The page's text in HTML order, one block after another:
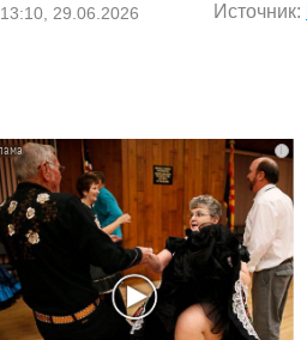
13:10, 29.06.2026 Источник:
i